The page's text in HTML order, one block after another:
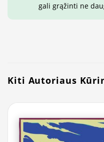
gali grąžinti ne
Kiti Autoriaus